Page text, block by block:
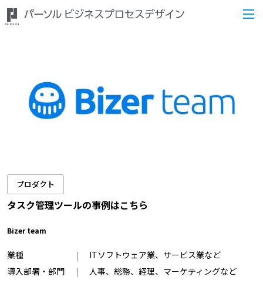
プロダクト
タスク管理ツールの事例はこちら
Bizer team
業種
ITソフトウェア業、サービス業など
導入部署・部門
人事、総務、経理、マーケティングなど